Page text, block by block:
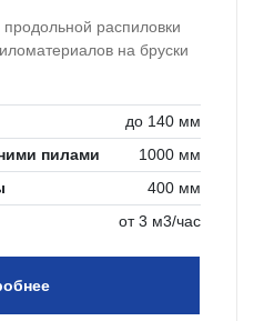
распиловки
на бруски
до 140 мм
пилами
1000 мм
400 мм
от 3 м3/час